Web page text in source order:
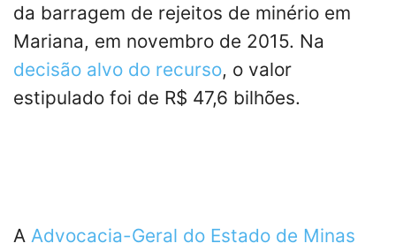
da barragem de rejeitos de minério em
Mariana, em novembro de 2015. Na
decisão alvo do recurso, o valor
estipulado foi de R$ 47,6 bilhões.
A Advocacia-Geral do Estado de Minas